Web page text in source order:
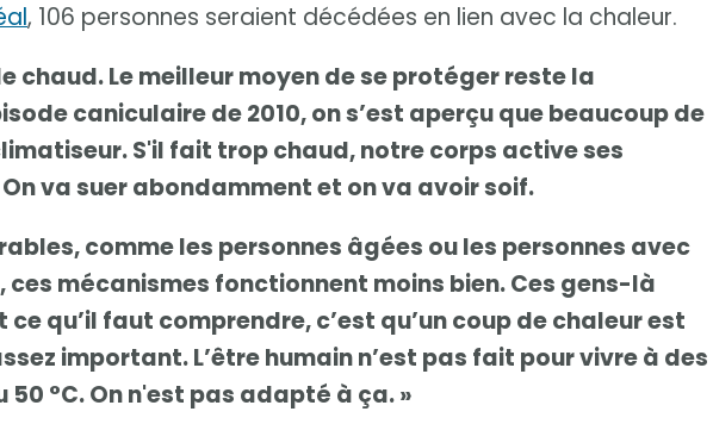
, 106 personnes seraient décédées en lien avec la chaleur.
chaud. Le meilleur moyen de se protéger reste la
caniculaire de 2010, on s’est aperçu que beaucoup de
S'il fait trop chaud, notre corps active ses
va suer abondamment et on va avoir soif.
comme les personnes âgées ou les personnes avec
mécanismes fonctionnent moins bien. Ces gens-là
qu’il faut comprendre, c’est qu’un coup de chaleur est
important. L’être humain n’est pas fait pour vivre à des
°C. On n'est pas adapté à ça. »